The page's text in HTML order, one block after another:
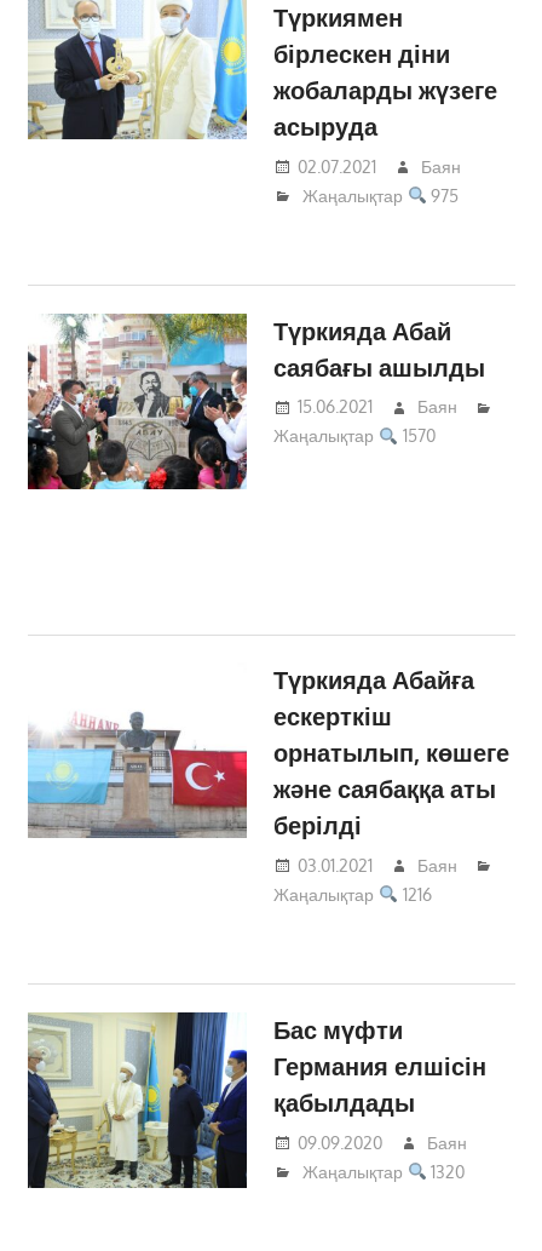
Түркиямен
бірлескен діни
жобаларды жүзеге
асыруда
02.07.2021
Баян
Жаңалықтар
975
Түркияда Абай
саябағы ашылды
15.06.2021
Баян
Жаңалықтар
1570
Түркияда Абайға
ескерткіш
орнатылып, көшеге
және саябаққа аты
берілді
03.01.2021
Баян
Жаңалықтар
1216
Бас мүфти
Германия елшісін
қабылдады
09.09.2020
Баян
Жаңалықтар
1320